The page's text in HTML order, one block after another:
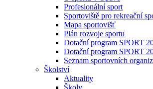
Profesionální sport
Sportoviště pro rekreační
Mapa sportovišť
Plán rozvoje sportu
Dotační program SPORT
Dotační program SPORT
Seznam sportovních
Školství
Aktuality